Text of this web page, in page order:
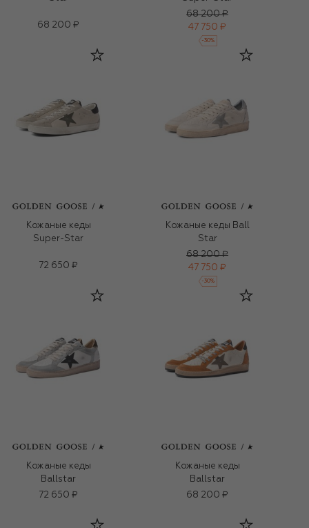
68 200 ₽
68 200 ₽
47 750 ₽
-30%
Кожаные кеды
Super-Star
72 650 ₽
Кожаные кеды Ball
Star
68 200 ₽
47 750 ₽
-30%
Кожаные кеды
Ballstar
72 650 ₽
Кожаные кеды
Ballstar
68 200 ₽